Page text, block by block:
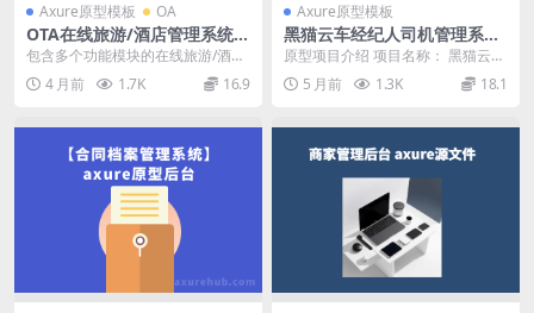
Axure原型模板 OA
OTA在线旅游/酒店管理系统管
理后台axure rp产品原型模板
下载
包含多个功能模块的在线旅游/酒店
管理系统的案例模板。共计有54个
目录，内容如下：...
4 月前 1.7K 16.9
Axure原型模板
黑猫云车经纪人司机管理系统
Axure原型模板
原型项目介绍 项目名称： 黑猫云车
经纪人司机管理面板 原型介绍： 这
是一个为经纪...
5 月前 1.3K 18.1